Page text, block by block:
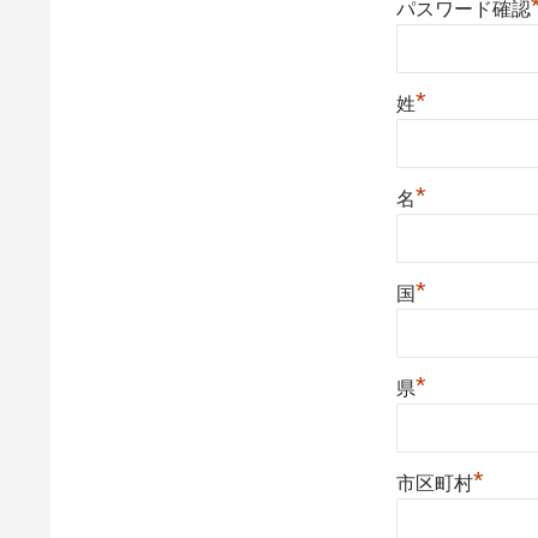
パスワード確認
姓*
名*
国*
県*
市区町村*